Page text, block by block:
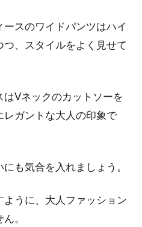
スのワイドパンツはハイ
、スタイルをよく見せて
Vネックのカットソーを
ガントな大人の印象で
も気合を入れましょう。
うに、大人ファッション
。